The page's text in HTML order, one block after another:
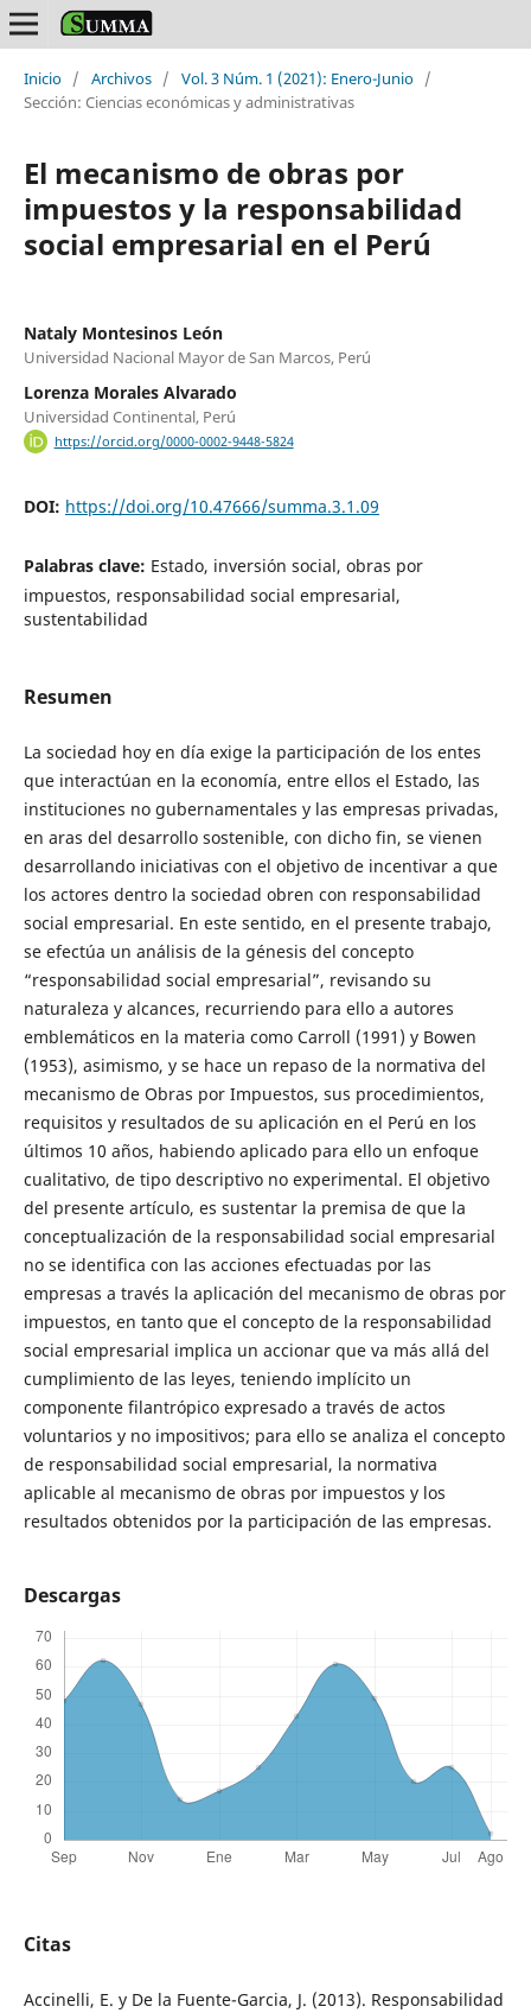
Inicio / Archivos / Vol. 3 Núm. 1 (2021): Enero-Junio /
Sección: Ciencias económicas y administrativas
El mecanismo de obras por
impuestos y la responsabilidad
social empresarial en el Perú
Nataly Montesinos León
Universidad Nacional Mayor de San Marcos, Perú
Lorenza Morales Alvarado
Universidad Continental, Perú
https://orcid.org/0000-0002-9448-5824
DOI: https://doi.org/10.47666/summa.3.1.09
Palabras clave: Estado, inversión social, obras por
impuestos, responsabilidad social empresarial,
sustentabilidad
Resumen
La sociedad hoy en día exige la participación de los entes
que interactúan en la economía, entre ellos el Estado, las
instituciones no gubernamentales y las empresas privadas,
en aras del desarrollo sostenible, con dicho fin, se vienen
desarrollando iniciativas con el objetivo de incentivar a que
los actores dentro la sociedad obren con responsabilidad
social empresarial. En este sentido, en el presente trabajo,
se efectúa un análisis de la génesis del concepto
“responsabilidad social empresarial”, revisando su
naturaleza y alcances, recurriendo para ello a autores
emblemáticos en la materia como Carroll (1991) y Bowen
(1953), asimismo, y se hace un repaso de la normativa del
mecanismo de Obras por Impuestos, sus procedimientos,
requisitos y resultados de su aplicación en el Perú en los
últimos 10 años, habiendo aplicado para ello un enfoque
cualitativo, de tipo descriptivo no experimental. El objetivo
del presente artículo, es sustentar la premisa de que la
conceptualización de la responsabilidad social empresarial
no se identifica con las acciones efectuadas por las
empresas a través la aplicación del mecanismo de obras por
impuestos, en tanto que el concepto de la responsabilidad
social empresarial implica un accionar que va más allá del
cumplimiento de las leyes, teniendo implícito un
componente filantrópico expresado a través de actos
voluntarios y no impositivos; para ello se analiza el concepto
de responsabilidad social empresarial, la normativa
aplicable al mecanismo de obras por impuestos y los
resultados obtenidos por la participación de las empresas.
Descargas
Citas
Accinelli, E. y De la Fuente-Garcia, J. (2013). Responsabilidad